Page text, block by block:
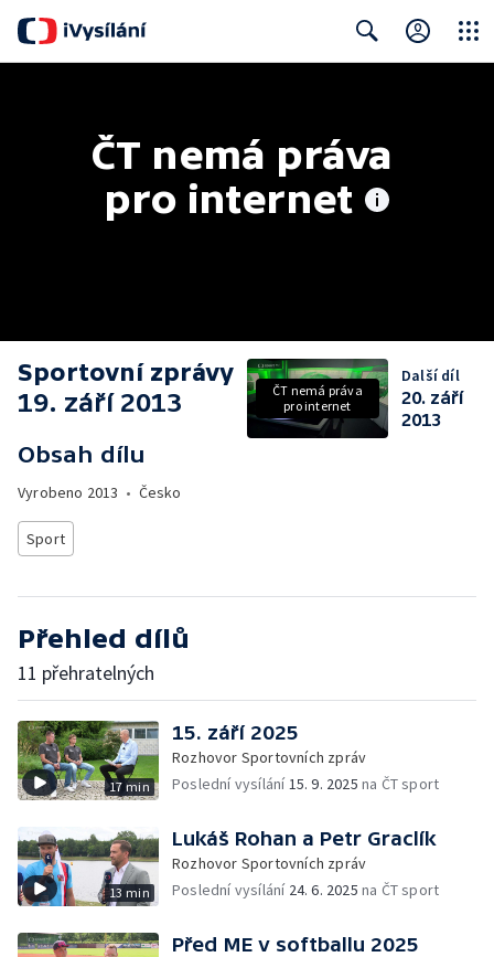
ČT nemá práva
pro internet
Sportovní zprávy
19. září 2013
Obsah dílu
Vyrobeno 2013 • Česko
Sport
ČT nemá práva
pro internet
Další díl
20. září
2013
Přehled dílů
11 přehratelných
17 min
15. září 2025
Rozhovor Sportovních zpráv
Poslední vysílání15. 9. 2025 na ČT sport
13 min
Lukáš Rohan a Petr Graclík
Rozhovor Sportovních zpráv
Poslední vysílání 24. 6. 2025 na ČT sport
Před ME v softballu 2025